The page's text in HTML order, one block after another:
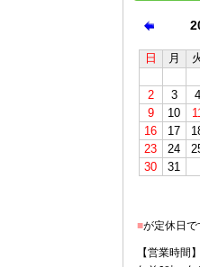
■が定休日で
【営業時間】